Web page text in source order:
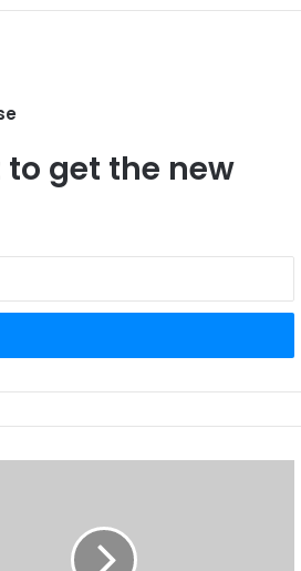
get the new